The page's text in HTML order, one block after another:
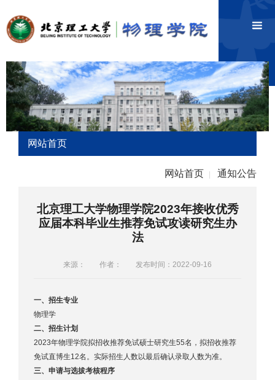
网站首页
网站首页 通知公告
北京理工大学物理学院2023年接收优秀
应届本科毕业生推荐免试攻读研究生办
法
来源： 作者： 发布时间：2022-09-16
一、招生专业
物理学
二、招生计划
2023年物理学院拟招收推荐免试硕士研究生55名，拟招收推荐
免试直博生12名。实际招生人数以最后确认录取人数为准。
三、申请与选拔考核程序